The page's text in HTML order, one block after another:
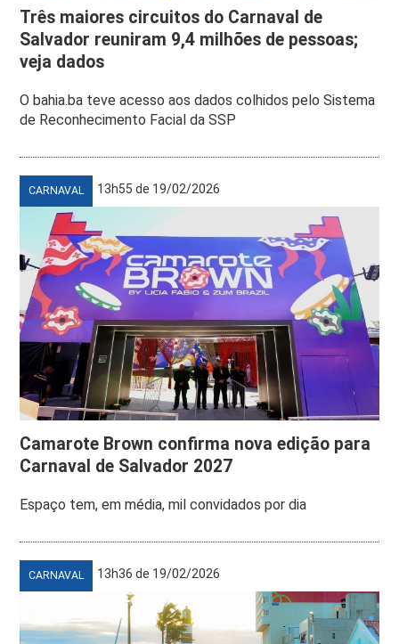
Três maiores circuitos do Carnaval de
Salvador reuniram 9,4 milhões de pessoas;
veja dados
O bahia.ba teve acesso aos dados colhidos pelo Sistema
de Reconhecimento Facial da SSP
CARNAVAL 13h55 de 19/02/2026
Camarote Brown confirma nova edição para
Carnaval de Salvador 2027
Espaço tem, em média, mil convidados por dia
CARNAVAL 13h36 de 19/02/2026